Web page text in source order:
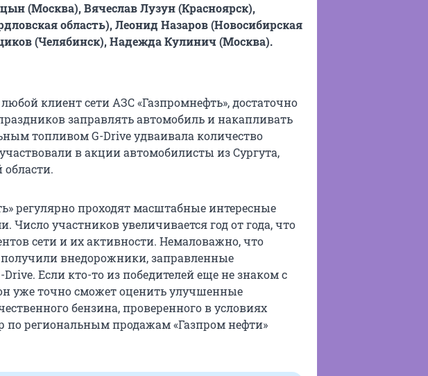
(Москва), Вячеслав Лузун (Красноярск),
область), Леонид Назаров (Новосибирская
(Челябинск), Надежда Кулинич (Москва).
клиент сети АЗС «Газпромнефть», достаточно
заправлять автомобиль и накапливать
топливом G-Drive удваивала количество
в акции автомобилисты из Сургута,
регулярно проходят масштабные интересные
участников увеличивается год от года, что
сети и их активности. Немаловажно, что
внедорожники, заправленные
Если кто-то из победителей еще не знаком c
уже точно сможет оценить улучшенные
бензина, проверенного в условиях
по региональным продажам «Газпром нефти»